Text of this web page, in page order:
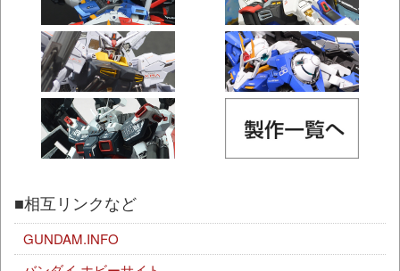
■相互リンクなど
GUNDAM.INFO